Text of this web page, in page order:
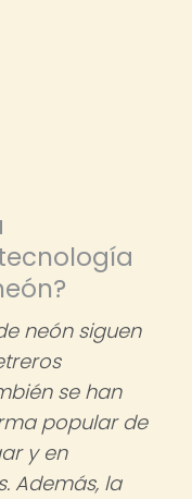
neón siguen
se han
popular de
y en
Además, la